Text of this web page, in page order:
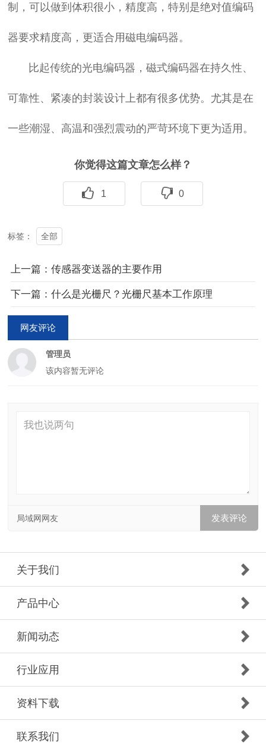
制，可以做到体积很小，精度高，特别是绝对值编码
器要求精度高，更适合用磁电编码器。
比起传统的光电编码器，磁式编码器在持久性、
可靠性、紧凑的封装设计上都有很多优势。尤其是在
一些潮湿、高温和强烈震动的严苛环境下更为适用。
你觉得这篇文章怎么样？
1 0
标签： 全部
上一篇：传感器变送器的主要作用
下一篇：什么是光栅尺？光栅尺基本工作原理
网友评论
管理员
该内容暂无评论
局域网网友
关于我们
产品中心
新闻动态
行业应用
资料下载
联系我们